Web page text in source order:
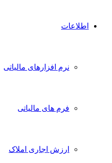
اطلاعات
نرم افزارهای مالیاتی
فرم های مالیاتی
ارزش اجاری املاک